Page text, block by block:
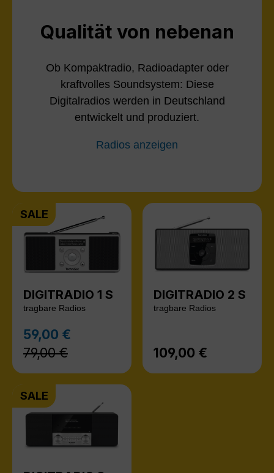
Qualität von nebenan
Ob Kompaktradio, Radioadapter oder
kraftvolles Soundsystem: Diese
Digitalradios werden in Deutschland
entwickelt und produziert.
Radios anzeigen
SALE
DIGITRADIO 1 S
tragbare Radios
Verkaufspreis:
59,00 €
79,00 €
DIGITRADIO 2 S
tragbare Radios
Regulärer Preis:
109,00 €
SALE